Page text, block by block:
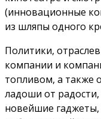
(инновационные
из шляпы одного
Политики,
компании и
топливом, а также
ладоши от радости,
новейшие